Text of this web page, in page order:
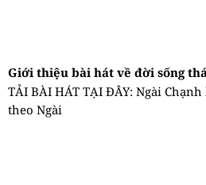
Giới thiệu bài hát về đời sống
TẢI BÀI HÁT TẠI ĐÂY: Ngài
theo Ngài